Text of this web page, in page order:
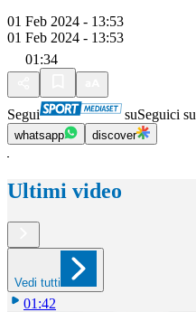
01 Feb 2024 - 13:53
01 Feb 2024 - 13:53
01:34
Segui suSeguici su
whatsapp discover
Ultimi video
Vedi tutti
01:42